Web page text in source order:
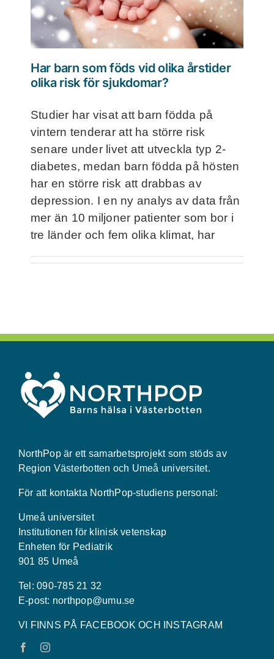
Frågor och svar
Kontakt
NorthMom
Har barn som föds vid olika årstider
olika risk för sjukdomar?
Studier har visat att barn födda på
vintern tenderar att ha större risk
senare under livet att utveckla typ 2-
diabetes, medan barn födda på hösten
har en större risk att drabbas av
depression. I en ny analys av data från
mer än 10 miljoner patienter som bor i
tre länder och fem olika klimat, har
NorthPop är ett samarbetsprojekt som stöds av
Region Västerbotten och Umeå universitet.
För att kontakta NorthPop-studiens personal:
Umeå universitet
Institutionen för klinisk vetenskap
Enheten för Pediatrik
901 85 Umeå
Tel: 090-785 21 32
E-post: northpop@umu.se
VI FINNS PÅ FACEBOOK OCH INSTAGRAM